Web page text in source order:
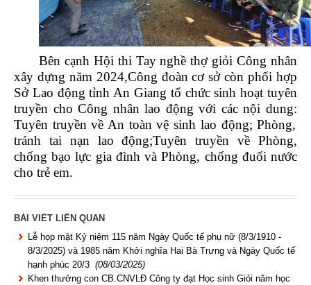
Bên cạnh Hội thi Tay nghề thợ giỏi Công nhân
xây dựng năm 2024,Công đoàn cơ sở còn phối hợp
Sở Lao động tỉnh An Giang tổ chức sinh hoạt tuyên
truyền cho Công nhân lao động với các nội dung:
Tuyên truyền về An toàn vệ sinh lao động; Phòng,
tránh tai nạn lao động;Tuyên truyền về Phòng,
chống bạo lực gia đình và Phòng, chống đuối nước
cho trẻ em.
BÀI VIẾT LIÊN QUAN
Lễ họp mặt Kỷ niệm 115 năm Ngày Quốc tế phụ nữ (8/3/1910 -
8/3/2025) và 1985 năm Khởi nghĩa Hai Bà Trưng và Ngày Quốc tế
hạnh phúc 20/3 (08/03/2025)
Khen thưởng con CB.CNVLĐ Công ty đạt Học sinh Giỏi năm học